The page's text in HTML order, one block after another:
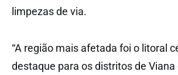
limpezas de via.
“A região mais afetada foi o litoral
destaque para os distritos de Viana